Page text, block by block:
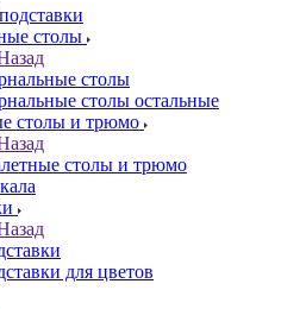
столы
столы
столы остальные
столы и трюмо
столы и трюмо
для цветов